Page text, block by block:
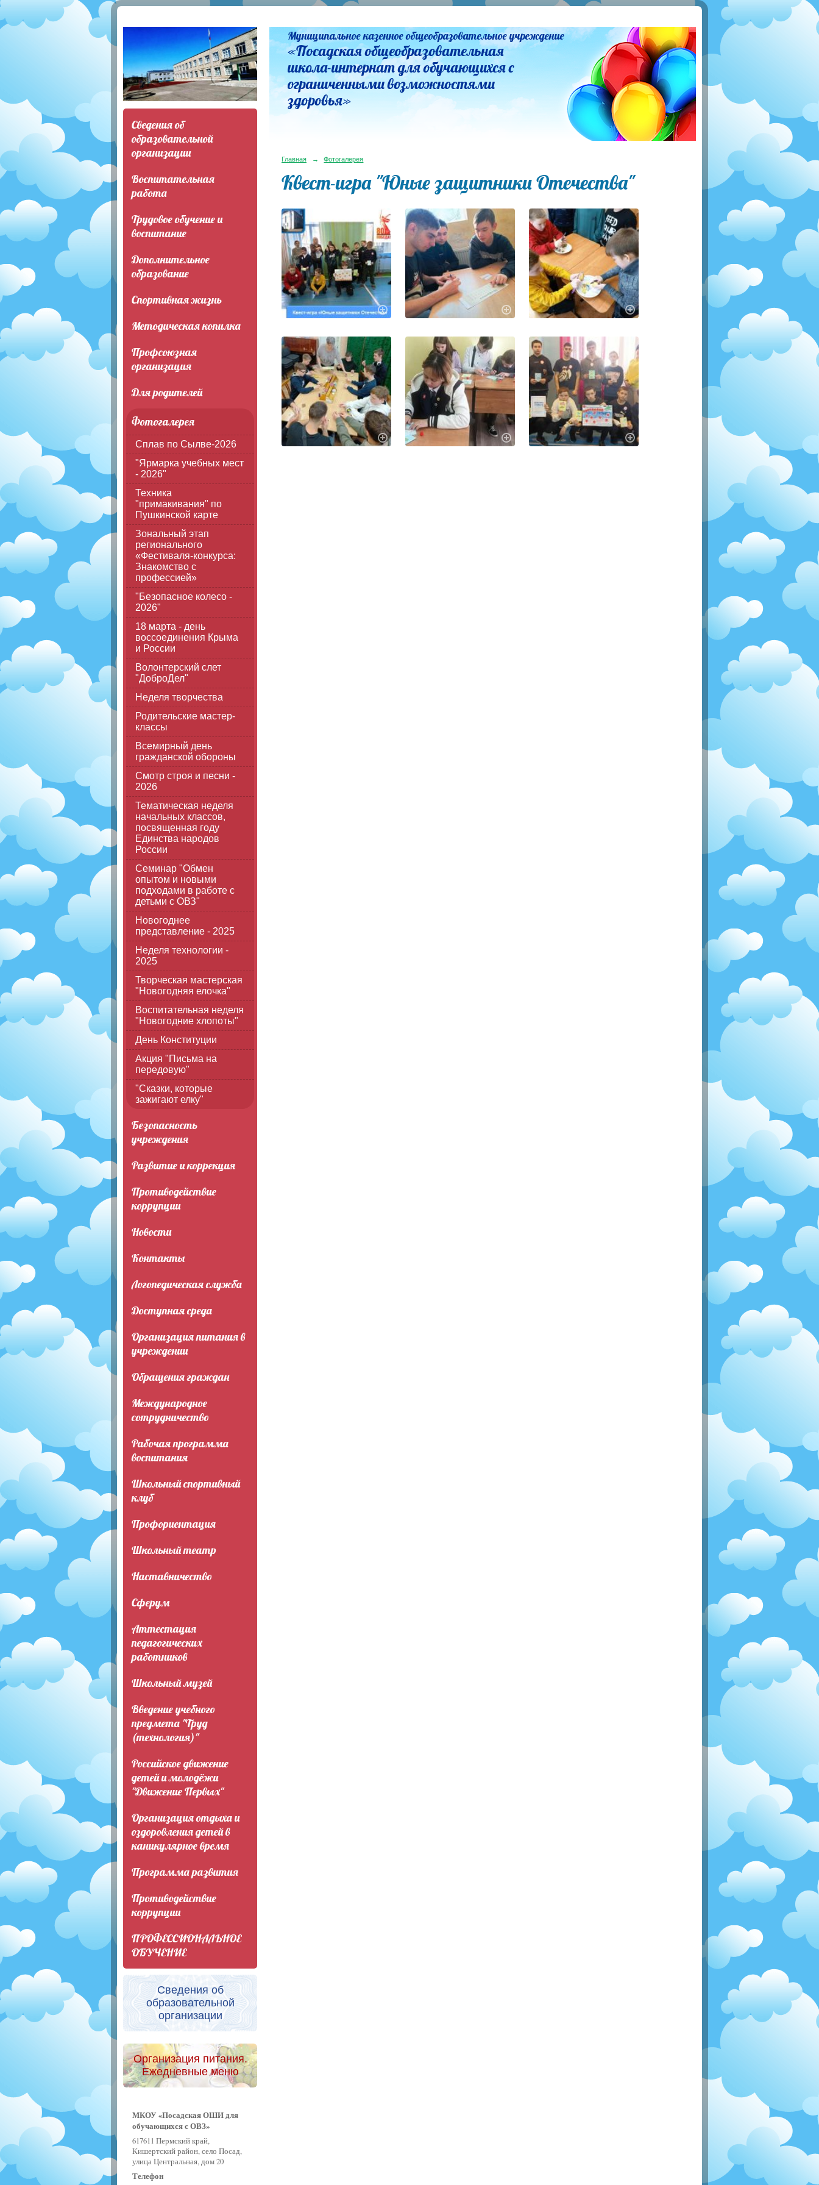
Сведения об
образовательной
организации
Воспитательная
работа
Трудовое обучение и
воспитание
Дополнительное
образование
Спортивная жизнь
Методическая копилка
Профсоюзная
организация
Для родителей
Фотогалерея
Сплав по Сылве-2026
"Ярмарка учебных мест
- 2026"
Техника
"примакивания" по
Пушкинской карте
Зональный этап
регионального
«Фестиваля-конкурса:
Знакомство с
профессией»
"Безопасное колесо -
2026"
18 марта - день
воссоединения Крыма
и России
Волонтерский слет
"ДоброДел"
Неделя творчества
Родительские мастер-
классы
Всемирный день
гражданской обороны
Смотр строя и песни -
2026
Тематическая неделя
начальных классов,
посвященная году
Единства народов
России
Семинар "Обмен
опытом и новыми
подходами в работе с
детьми с ОВЗ"
Новогоднее
представление - 2025
Неделя технологии -
2025
Творческая мастерская
"Новогодняя елочка"
Воспитательная неделя
"Новогодние хлопоты"
День Конституции
Акция "Письма на
передовую"
"Сказки, которые
зажигают елку"
Безопасность
учреждения
Развитие и коррекция
Противодействие
коррупции
Новости
Контакты
Логопедическая служба
Доступная среда
Организация питания в
учреждении
Обращения граждан
Международное
сотрудничество
Рабочая программа
воспитания
Школьный спортивный
клуб
Профориентация
Школьный театр
Наставничество
Сферум
Аттестация
педагогических
работников
Школьный музей
Введение учебного
предмета "Труд
(технология)"
Российское движение
детей и молодёжи
"Движение Первых"
Организация отдыха и
оздоровления детей в
каникулярное время
Программа развития
Противодействие
коррупции
ПРОФЕССИОНАЛЬНОЕ
ОБУЧЕНИЕ
Сведения об
образовательной
организации
Организация питания.
Ежедневные меню
МКОУ «Посадская ОШИ для
обучающихся с ОВЗ»
617611 Пермский край,
Кишертский район, село Посад,
улица Центральная, дом 20
Телефон
Муниципальное казенное общеобразовательное учреждение
«Посадская общеобразовательная
школа-интернат для обучающихся с
ограниченными возможностями
здоровья»
Главная → Фотогалерея
Квест-игра "Юные защитники Отечества"